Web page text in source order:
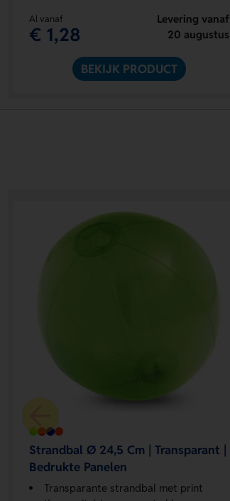
Al vanaf
€ 1,28
Levering vanaf
20 augustus
BEKIJK PRODUCT
Strandbal Ø 24,5 Cm | Transparant |
Bedrukte Panelen
Transparante strandbal met print